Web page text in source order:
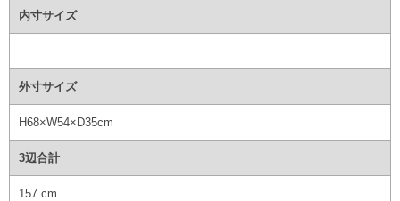
内寸サイズ
-
外寸サイズ
H68×W54×D35cm
3辺合計
157 cm